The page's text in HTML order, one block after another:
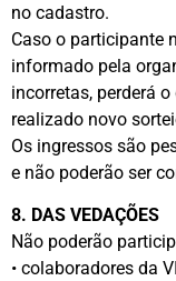
no cadastro.
Caso o participante
informado pela
incorretas, perderá
realizado novo
Os ingressos são
e não poderão ser
8. DAS VEDAÇÕES
Não poderão
• colaboradores da